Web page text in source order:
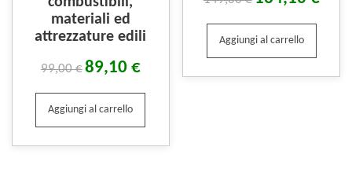
materiali ed
attrezzature edili
99,00€89,10 €
Aggiungi al carrello
Aggiungi al carrello